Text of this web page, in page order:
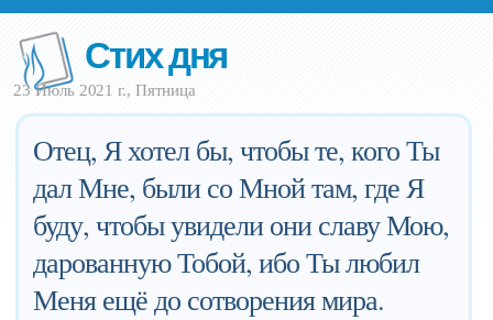
Стих дня
23 Июль 2021 г., Пятница
Отец, Я хотел бы, чтобы те, кого Ты
дал Мне, были со Мной там, где Я
буду, чтобы увидели они славу Мою,
дарованную Тобой, ибо Ты любил
Меня ещё до сотворения мира.